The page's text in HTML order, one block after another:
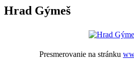
Hrad Gýmeš
Presmerovanie na stránku